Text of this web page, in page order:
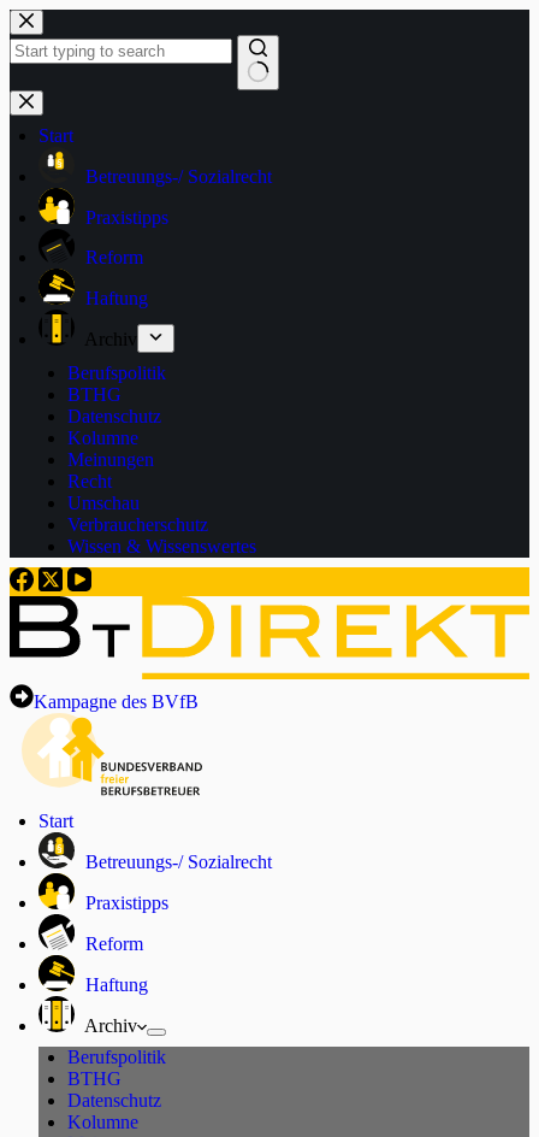
Zum
Inhalt
springen
Keine
Ergebnisse
Start
Betreuungs-/ Sozialrecht
Praxistipps
Reform
Haftung
Archiv
Berufspolitik
BTHG
Datenschutz
Kolumne
Meinungen
Recht
Umschau
Verbraucherschutz
Wissen & Wissenswertes
Kampagne des BVfB
Start
Betreuungs-/ Sozialrecht
Praxistipps
Reform
Haftung
Archiv
Berufspolitik
BTHG
Datenschutz
Kolumne